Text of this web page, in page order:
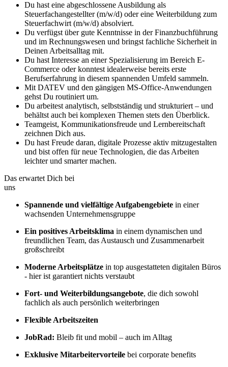
Du hast eine abgeschlossene Ausbildung als
Steuerfachangestellter (m/w/d) oder eine Weiterbildung zum
Steuerfachwirt (m/w/d) absolviert.
Du verfügst über gute Kenntnisse in der Finanzbuchführung
und im Rechnungswesen und bringst fachliche Sicherheit in
Deinen Arbeitsalltag mit.
Du hast Interesse an einer Spezialisierung im Bereich E-
Commerce oder konntest idealerweise bereits erste
Berufserfahrung in diesem spannenden Umfeld sammeln.
Mit DATEV und den gängigen MS-Office-Anwendungen
gehst Du routiniert um.
Du arbeitest analytisch, selbstständig und strukturiert – und
behältst auch bei komplexen Themen stets den Überblick.
Teamgeist, Kommunikationsfreude und Lernbereitschaft
zeichnen Dich aus.
Du hast Freude daran, digitale Prozesse aktiv mitzugestalten
und bist offen für neue Technologien, die das Arbeiten
leichter und smarter machen.
Das erwartet Dich bei
uns
Spannende und vielfältige Aufgabengebiete in einer
wachsenden Unternehmensgruppe
Ein positives Arbeitsklima in einem dynamischen und
freundlichen Team, das Austausch und Zusammenarbeit
großschreibt
Moderne Arbeitsplätze in top ausgestatteten digitalen Büros
- hier ist garantiert nichts verstaubt
Fort- und Weiterbildungsangebote, die dich sowohl
fachlich als auch persönlich weiterbringen
Flexible Arbeitszeiten
JobRad: Bleib fit und mobil – auch im Alltag
Exklusive Mitarbeitervorteile bei corporate benefits